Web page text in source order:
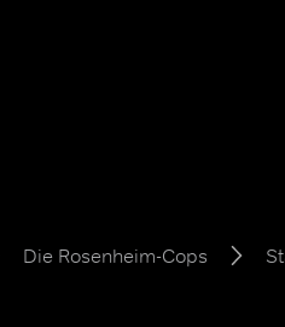
Die Rosenheim-Cops